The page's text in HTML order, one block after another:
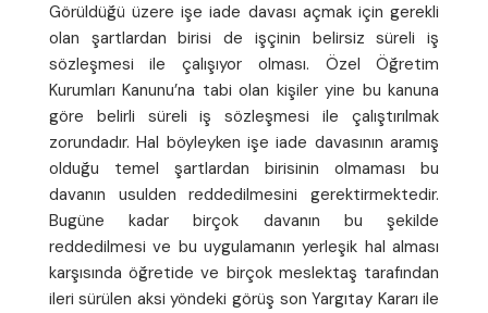
Görüldüğü üzere işe iade davası açmak için gerekli
olan şartlardan birisi de işçinin belirsiz süreli iş
sözleşmesi ile çalışıyor olması. Özel Öğretim
Kurumları Kanunu’na tabi olan kişiler yine bu kanuna
göre belirli süreli iş sözleşmesi ile çalıştırılmak
zorundadır. Hal böyleyken işe iade davasının aramış
olduğu temel şartlardan birisinin olmaması bu
davanın usulden reddedilmesini gerektirmektedir.
Bugüne kadar birçok davanın bu şekilde
reddedilmesi ve bu uygulamanın yerleşik hal alması
karşısında öğretide ve birçok meslektaş tarafından
ileri sürülen aksi yöndeki görüş son Yargıtay Kararı ile